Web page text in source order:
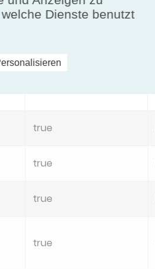
Durchsuchen Sie Ihre Ergebnisse
true
true
true
true
Dienste benutzt